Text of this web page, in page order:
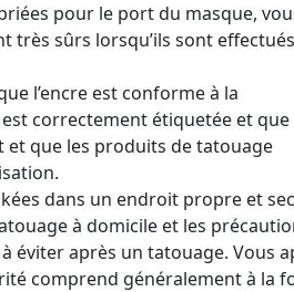
pour le port du masque,
très sûrs lorsqu’ils sont
l’encre est conforme à la
correctement étiquetée et que
que les produits de tatouage
dans un endroit propre et
à domicile et les
éviter après un tatouage. Vous
comprend généralement à la